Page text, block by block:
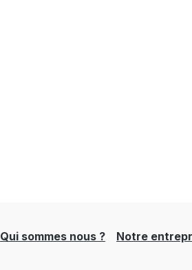
Qui sommes nous ? Notre